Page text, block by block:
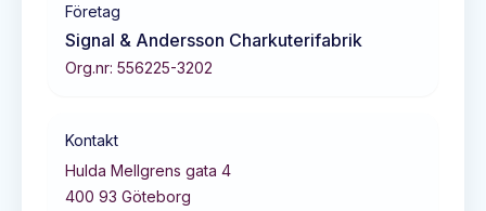
Företag
Signal & Andersson Charkuterifabrik
Org.nr: 556225-3202
Kontakt
Hulda Mellgrens gata 4
400 93 Göteborg